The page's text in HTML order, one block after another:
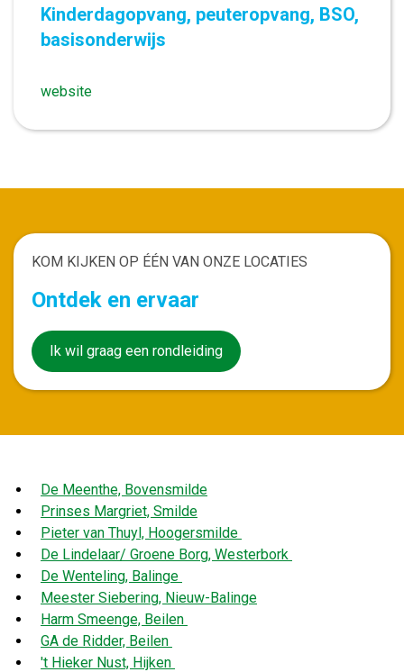
Kinderdagopvang, peuteropvang, BSO,
basisonderwijs
website
KOM KIJKEN OP ÉÉN VAN ONZE LOCATIES
Ontdek en ervaar
Ik wil graag een rondleiding
De Meenthe, Bovensmilde
Prinses Margriet, Smilde
Pieter van Thuyl, Hoogersmilde
De Lindelaar/ Groene Borg, Westerbork
De Wenteling, Balinge
Meester Siebering, Nieuw-Balinge
Harm Smeenge, Beilen
GA de Ridder, Beilen
't Hieker Nust, Hijken